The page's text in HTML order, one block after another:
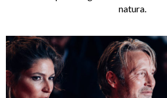
natura.